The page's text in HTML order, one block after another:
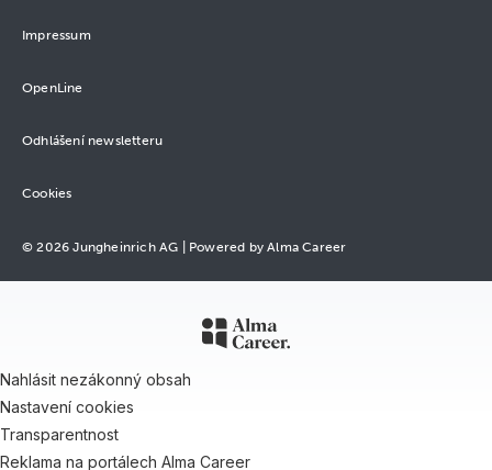
Impressum
OpenLine
Odhlášení newsletteru
Cookies
© 2026 Jungheinrich AG | Powered by Alma Career
Nahlásit nezákonný obsah
Nastavení cookies
Transparentnost
Reklama na portálech Alma Career